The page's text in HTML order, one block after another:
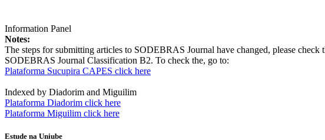
Information Panel
Notes:
The steps for submitting articles to SODEBRAS Journal have changed, please
SODEBRAS Journal Classification B2. To check the, go to:
Plataforma Sucupira CAPES click here
Indexed by Diadorim and Miguilim
Plataforma Diadorim click here
Plataforma Miguilim click here
Estude na Uniube